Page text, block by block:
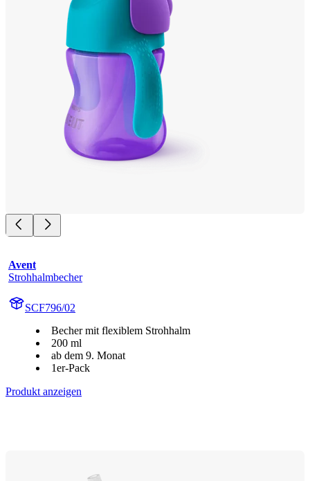
Avent
Strohhalmbecher
SCF796/02
Becher mit flexiblem Strohhalm
200 ml
ab dem 9. Monat
1er-Pack
Produkt anzeigen